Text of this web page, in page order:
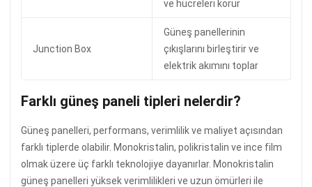
ve hücreleri korur
Junction Box
Güneş panellerinin
çıkışlarını birleştirir ve
elektrik akımını toplar
Farklı güneş paneli tipleri nelerdir?
Güneş panelleri, performans, verimlilik ve maliyet açısından
farklı tiplerde olabilir. Monokristalin, polikristalin ve ince film
olmak üzere üç farklı teknolojiye dayanırlar. Monokristalin
güneş panelleri yüksek verimlilikleri ve uzun ömürleri ile